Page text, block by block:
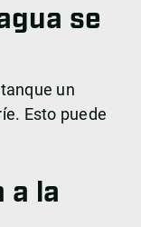
se
un
Esto puede
a la